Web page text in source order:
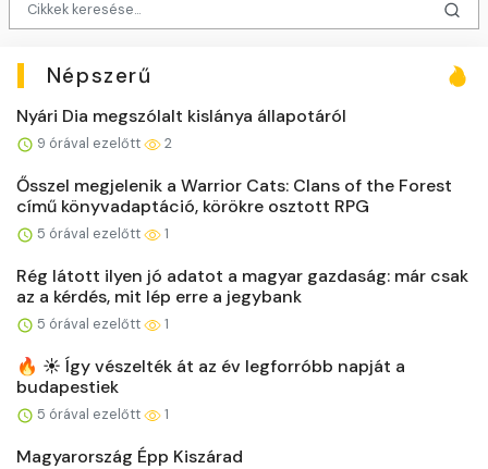
Népszerű
Nyári Dia megszólalt kislánya állapotáról
9 órával ezelőtt 2
Ősszel megjelenik a Warrior Cats: Clans of the Forest
című könyvadaptáció, körökre osztott RPG
5 órával ezelőtt 1
Rég látott ilyen jó adatot a magyar gazdaság: már csak
az a kérdés, mit lép erre a jegybank
5 órával ezelőtt 1
🔥 ☀️ Így vészelték át az év legforróbb napját a
budapestiek
5 órával ezelőtt 1
Magyarország Épp Kiszárad